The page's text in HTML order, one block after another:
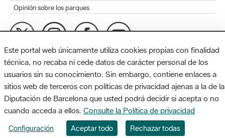
Opinión sobre los parques
MAPA WEB
Diputación de Barcelona. Edifici Llacuna, 1a planta. Badajoz, 49.
08005 Barcelona. Tel. 934 022 428 / xarxaparcs@diba.cat
Este portal web únicamente utiliza cookies propias con finalidad
técnica, no recaba ni cede datos de carácter personal de los
usuarios sin su conocimiento. Sin embargo, contiene enlaces a
sitios web de terceros con políticas de privacidad ajenas a la de la
Diputación de Barcelona que usted podrá decidir si acepta o no
cuando acceda a ellos. Consulte la Política de privacidad
Configuración Aceptar todo Rechazar todas